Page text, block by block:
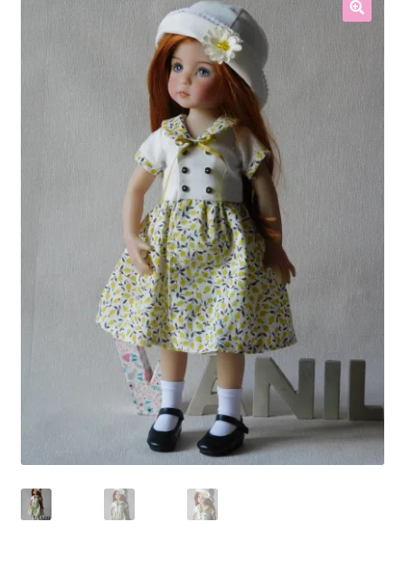
Mentions légales
Mon compte
Panier
Politique de confidentialité
Politique de cookies (UE)
Validation de la commande